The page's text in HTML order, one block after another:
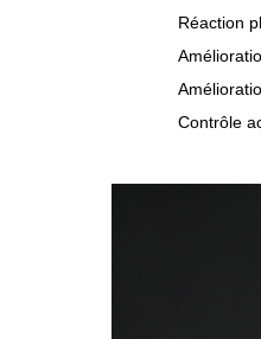
Réaction
Contrôle